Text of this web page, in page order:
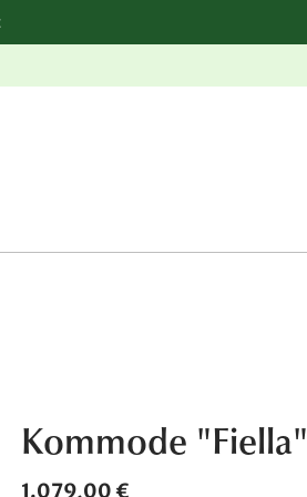
Kommode "Fiella"
1.079,00 €